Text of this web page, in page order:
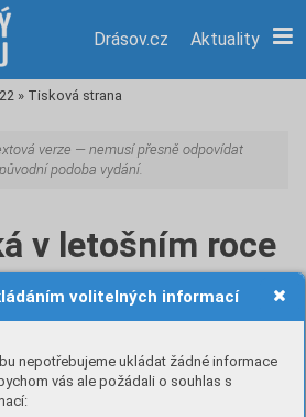
volitelných informací
nepotřebujeme ukládat žádné informace
vás ale požádali o souhlas s
Drásov.cz Aktuality
» Tisková strana
verze — nemusí přesně odpovídat
podoba vydání.
v letošním roce
s nedostatkem materiálu
hmot, čeká v letošním roce
stavební sezóna a to jak